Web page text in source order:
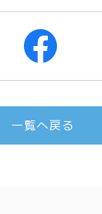
一覧へ戻る